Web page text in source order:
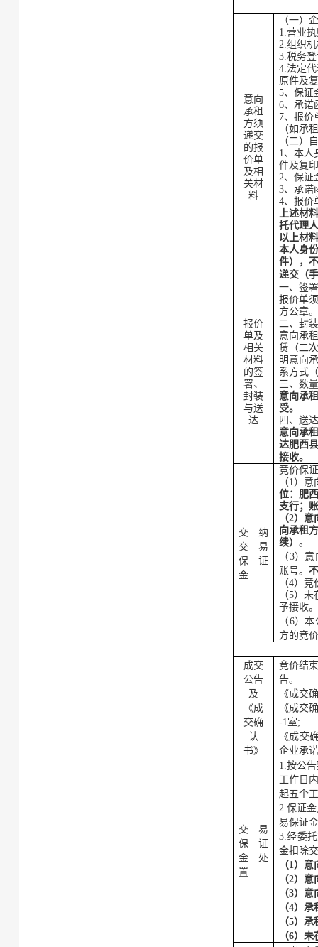
意向
承租
方须
递交
的报
价单
及相
关材
料
（一）
1.营业
2.组织
3.税务
4.法定
原件及
5、保证
6、承诺
7、报价
（如承
（二）
1、本人
件及复
2、保证
3、承诺
4、报价
上述材
托代理
以上材
本人身
件），
递交（
报价
单及
相关
材料
的签
署、
封装
与送
达
一、签
报价单
方公章
二、封
意向承
赁（二
明意向
系方式
三、数
意向承
受。
四、送
意向承
达肥西
接收。
交纳
交易
保证
金
竞价保
（1） 意
位： 肥
支行；
（2） 意
向承租
续）。
（3） 意
账号。
（4）竞
（5）未
予接收
（6）本
方的竞
成交
公告
及
《成
交确
认
书》
竞价结
告。
《成交
《成交
-1室;
《成交
企业承
交易
保证
金处
置
1.按公
工作日
起五个
2.保证
易保证
3.经委
金扣除
（1）意
（2）意
（3）意
（4）承
（5）承
（6）未